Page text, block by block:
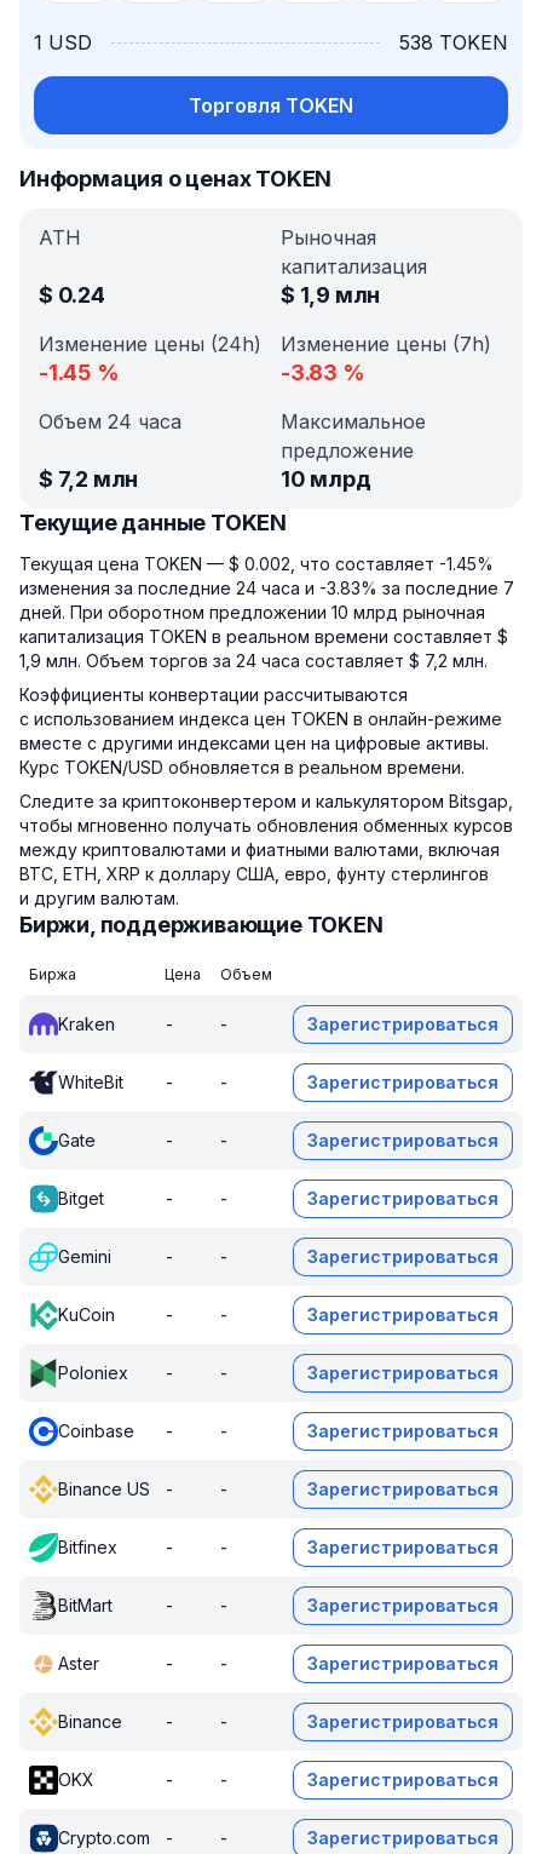
1 USD 538 TOKEN
Торговля TOKEN
Информация о ценах TOKEN
ATH
$ 0.24
Рыночная
капитализация
$ 1,9 млн
Изменение цены (24h)
-1.45 %
Изменение цены (7h)
-3.83 %
Объем 24 часа
$ 7,2 млн
Максимальное
предложение
10 млрд
Текущие данные TOKEN
Текущая цена TOKEN — $ 0.002, что составляет -1.45%
изменения за последние 24 часа и -3.83% за последние 7
дней. При оборотном предложении 10 млрд рыночная
капитализация TOKEN в реальном времени составляет $
1,9 млн. Объем торгов за 24 часа составляет $ 7,2 млн.
Коэффициенты конвертации рассчитываются
с использованием индекса цен TOKEN в онлайн-режиме
вместе с другими индексами цен на цифровые активы.
Курс TOKEN/USD обновляется в реальном времени.
Следите за криптоконвертером и калькулятором Bitsgap,
чтобы мгновенно получать обновления обменных курсов
между криптовалютами и фиатными валютами, включая
BTC, ETH, XRP к доллару США, евро, фунту стерлингов
и другим валютам.
Биржи, поддерживающие TOKEN
Биржа Цена Объем
Kraken - - Зарегистрироваться
WhiteBit - - Зарегистрироваться
Gate - - Зарегистрироваться
Bitget - - Зарегистрироваться
Gemini - - Зарегистрироваться
KuCoin - - Зарегистрироваться
Poloniex - - Зарегистрироваться
Coinbase - - Зарегистрироваться
Binance US - - Зарегистрироваться
Bitfinex - - Зарегистрироваться
BitMart - - Зарегистрироваться
Aster - - Зарегистрироваться
Binance - - Зарегистрироваться
OKX - - Зарегистрироваться
Crypto.com - - Зарегистрироваться